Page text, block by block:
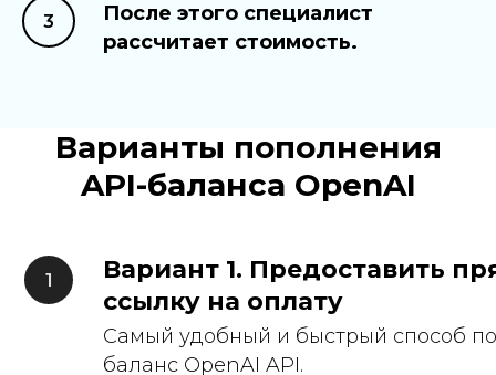
После этого специалист
рассчитает стоимость.
Варианты пополнения
API-баланса OpenAI
Вариант 1. Предоставить
ссылку на оплату
Самый удобный и быстрый способ
баланс OpenAI API.